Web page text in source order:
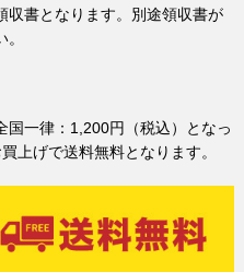
収書となります。別途領収書が
国一律：1,200円（税込）となっ
上げで送料無料となります。